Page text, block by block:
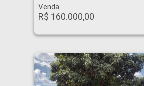
Venda
R$ 160.000,00